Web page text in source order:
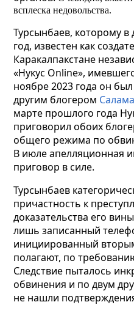
всплеска недовольства.
Турсынбаев, которому в
год, известен как
Каракалпакстане
«Нукус Online»,
ноябре 2023 года он
другим блогером
марте прошлого года
приговорил обоих
общего режима по
В июле апелляционная
приговор в силе.
Турсынбаев
причастность к
доказательства его
лишь записанный
инициированный
полагают, по
Следствие пыталось
обвинения и по двум
не нашли